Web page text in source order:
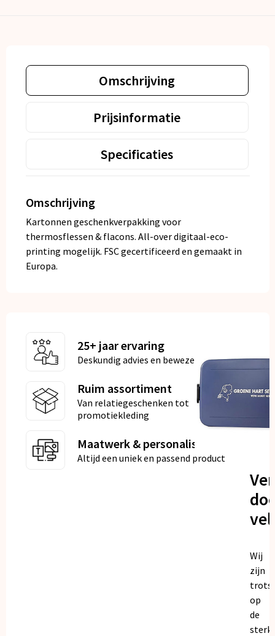
Omschrijving
Prijsinformatie
Specificaties
Omschrijving
Kartonnen geschenkverpakking voor
thermosflessen & flacons. All-over digitaal-eco-
printing mogelijk. FSC gecertificeerd en gemaakt in
Europa.
25+ jaar ervaring
Deskundig advies en bewezen kwaliteit
Ruim assortiment
Van relatiegeschenken tot
promotiekleding
Maatwerk & personalisatie
Altijd een uniek en passend product
Wij
zijn
trots
op
de